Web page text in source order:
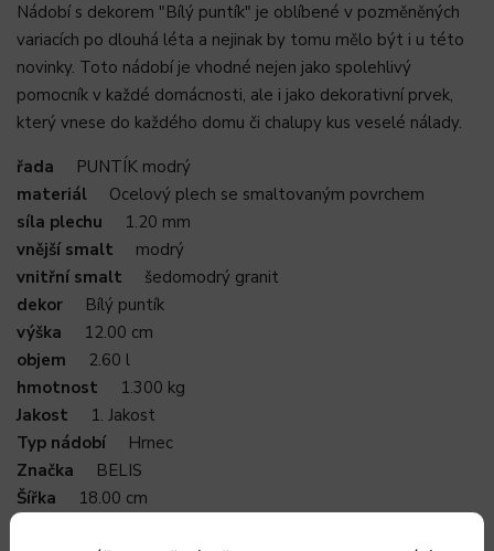
Nádobí s dekorem "Bílý puntík" je oblíbené v pozměněných
variacích po dlouhá léta a nejinak by tomu mělo být i u této
novinky. Toto nádobí je vhodné nejen jako spolehlivý
pomocník v každé domácnosti, ale i jako dekorativní prvek,
který vnese do každého domu či chalupy kus veselé nálady.
řada
PUNTÍK modrý
materiál
Ocelový plech se smaltovaným povrchem
síla plechu
1.20 mm
vnější smalt
modrý
vnitřní smalt
šedomodrý granit
dekor
Bílý puntík
výška
12.00 cm
objem
2.60 l
hmotnost
1.300 kg
Jakost
1. Jakost
Typ nádobí
Hrnec
Značka
BELIS
Šířka
18.00 cm